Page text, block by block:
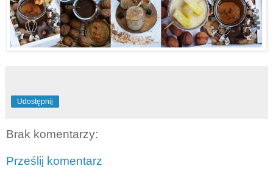
Udostępnij
Brak komentarzy:
Prześlij komentarz